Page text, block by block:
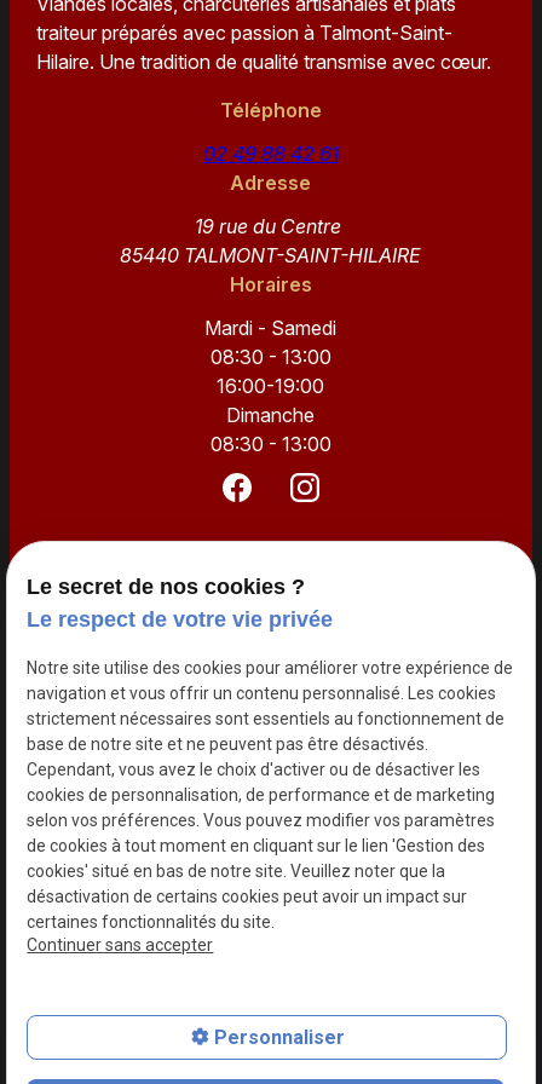
traiteur préparés avec passion à Talmont-Saint-
Hilaire. Une tradition de qualité transmise avec cœur.
Téléphone
02 49 88 42 61
Adresse
19 rue du Centre
85440 TALMONT-SAINT-HILAIRE
Horaires
Mardi - Samedi
08:30 - 13:00
16:00-19:00
Dimanche
08:30 - 13:00
Notre histoire
Traiteur
Galerie photos
Actualités
Contact
SIRET :
93079779000019
Mentions
légales
Politique de
confidentialité
Plan du site
Le secret de nos cookies ?
Le respect de votre vie privée
Notre site utilise des cookies pour améliorer votre expérience de
navigation et vous offrir un contenu personnalisé. Les cookies
strictement nécessaires sont essentiels au fonctionnement de
base de notre site et ne peuvent pas être désactivés.
Cependant, vous avez le choix d'activer ou de désactiver les
cookies de personnalisation, de performance et de marketing
selon vos préférences. Vous pouvez modifier vos paramètres
de cookies à tout moment en cliquant sur le lien 'Gestion des
cookies' situé en bas de notre site. Veuillez noter que la
désactivation de certains cookies peut avoir un impact sur
certaines fonctionnalités du site.
Continuer sans accepter
Personnaliser